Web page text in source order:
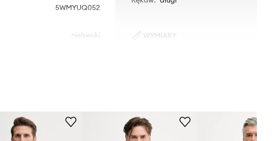
5WMYUQ052
niebieski WYMIARY
Rozmiary prezentowane w sklepie
zostały przeliczone na standardową,